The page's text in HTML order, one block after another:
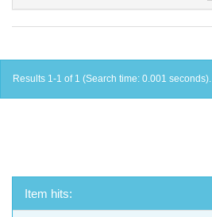
Results 1-1 of 1 (Search time: 0.001 seconds).
Item hits: